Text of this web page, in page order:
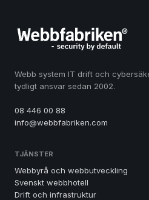
Webb system IT drift och
tydligt ansvar sedan 2002.
08 446 00 88
info@webbfabriken.com
TJÄNSTER
Webbyrå och webbutveckling
Svenskt webbhotell
Drift och infrastruktur